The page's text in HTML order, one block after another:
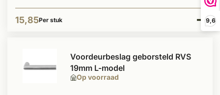
9,6
15,85Per stuk
Op voorraad
Voordeurbeslag geborsteld RVS
19mm L-model